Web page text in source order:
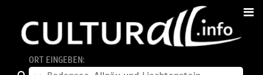
ORT EINGEBEN: